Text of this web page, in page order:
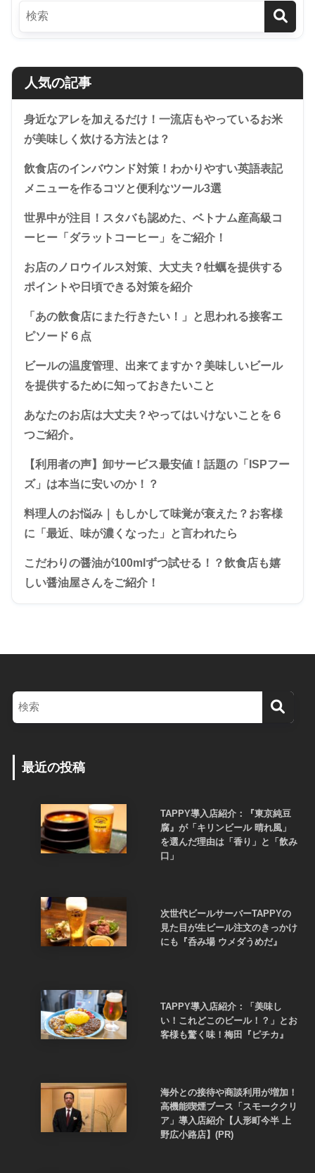
人気の記事
身近なアレを加えるだけ！一流店もやっているお米
が美味しく炊ける方法とは？
飲食店のインバウンド対策！わかりやすい英語表記
メニューを作るコツと便利なツール3選
世界中が注目！スタバも認めた、ベトナム産高級コ
ーヒー「ダラットコーヒー」をご紹介！
お店のノロウイルス対策、大丈夫？牡蠣を提供する
ポイントや日頃できる対策を紹介
「あの飲食店にまた行きたい！」と思われる接客エ
ピソード６点
ビールの温度管理、出来てますか？美味しいビール
を提供するために知っておきたいこと
あなたのお店は大丈夫？やってはいけないことを６
つご紹介。
【利用者の声】卸サービス最安値！話題の「ISPフー
ズ」は本当に安いのか！？
料理人のお悩み｜もしかして味覚が衰えた？お客様
に「最近、味が濃くなった」と言われたら
こだわりの醤油が100mlずつ試せる！？飲食店も嬉
しい醤油屋さんをご紹介！
最近の投稿
TAPPY導入店紹介：『東京純豆
腐』が「キリンビール 晴れ風」
を選んだ理由は「香り」と「飲み
口」
次世代ビールサーバーTAPPYの
見た目が生ビール注文のきっかけ
にも『呑み場 ウメダうめだ』
TAPPY導入店紹介：「美味し
い！これどこのビール！？」とお
客様も驚く味！梅田『ピチカ』
海外との接待や商談利用が増加！
高機能喫煙ブース「スモーククリ
ア」導入店紹介【人形町今半 上
野広小路店】(PR)